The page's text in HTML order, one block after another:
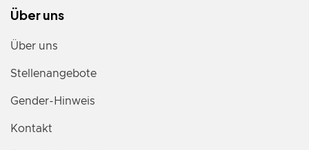
Über uns
Über uns
Stellenangebote
Gender-Hinweis
Kontakt